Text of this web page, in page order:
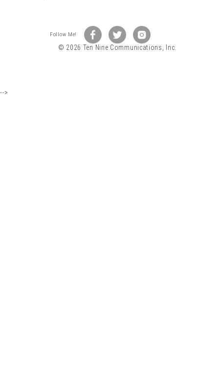
© 2026 Ten Nine Communications, Inc.
-->